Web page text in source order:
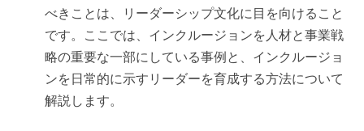
べきことは、リーダーシップ文化に目を向けること
です。ここでは、インクルージョンを人材と事業戦
略の重要な一部にしている事例と、インクルージョ
ンを日常的に示すリーダーを育成する方法について
解説します。